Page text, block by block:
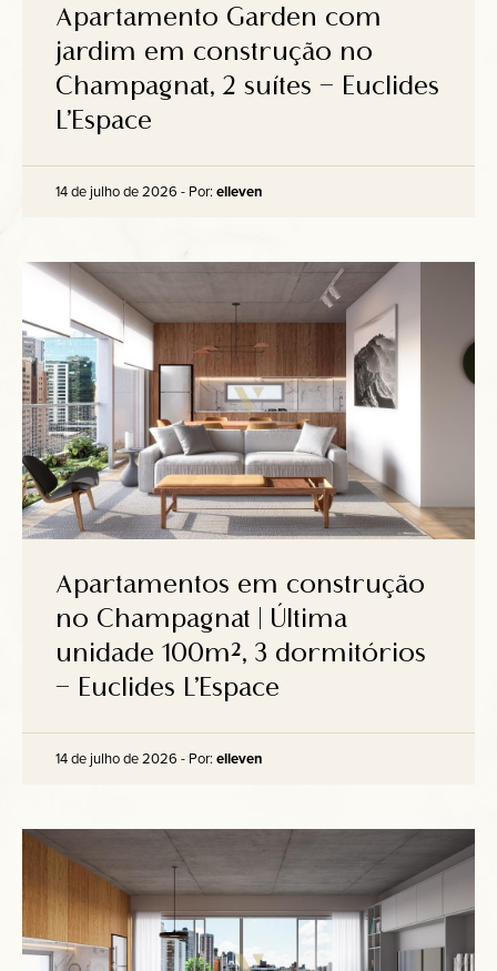
Apartamento Garden com
jardim em construção no
Champagnat, 2 suítes – Euclides
L’Espace
14 de julho de 2026 - Por: elleven
Apartamentos em construção
no Champagnat | Última
unidade 100m², 3 dormitórios
– Euclides L’Espace
14 de julho de 2026 - Por: elleven